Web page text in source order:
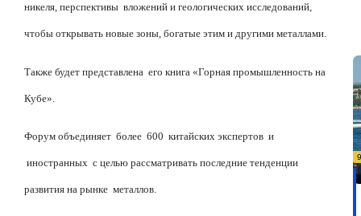
никеля, перспективы вложений и геологических исследований,
чтобы открывать новые зоны, богатые этим и другими металлами.
Также будет представлена его книга «Горная промышленность на
Кубе».
Форум объединяет более 600 китайских экспертов и
иностранных с целью рассматривать последние тенденции
развития на рынке металлов.